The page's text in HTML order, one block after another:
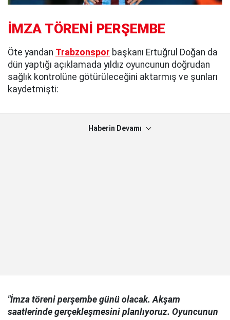
İMZA TÖRENİ PERŞEMBE
Öte yandan Trabzonspor başkanı Ertuğrul Doğan da
dün yaptığı açıklamada yıldız oyuncunun doğrudan
sağlık kontrolüne götürüleceğini aktarmış ve şunları
kaydetmişti:
Haberin Devamı
"İmza töreni perşembe günü olacak. Akşam
saatlerinde gerçekleşmesini planlıyoruz. Oyuncunun